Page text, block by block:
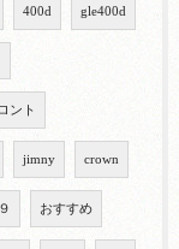
400d gle400d
ント
jimny crown
おすすめ